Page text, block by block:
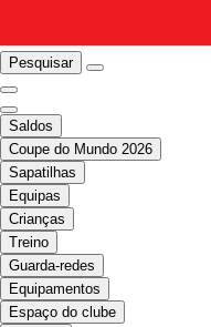
Pesquisar
Saldos
Coupe do Mundo 2026
Sapatilhas
Equipas
Crianças
Treino
Guarda-redes
Equipamentos
Espaço do clube